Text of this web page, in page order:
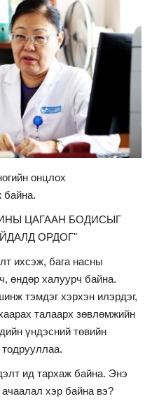
онцлох
байна.
ЦАГААН БОДИСЫГ
ОРДОГ"
ихсэж, бага насны
өндөр халуурч байна.
тэмдэг хэрхэн илэрдэг,
талаарх зөвлөмжийн
үндэсний төвийн
ид тархаж байна. Энэ
хэр байна вэ?